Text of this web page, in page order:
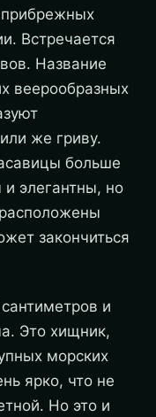
прибрежных
Встречается
Название
веерообразных
же гриву.
больше
элегантны, но
закончиться
и
Это хищник,
морских
ярко, что не
Но это и